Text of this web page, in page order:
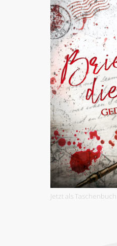
Jetzt als